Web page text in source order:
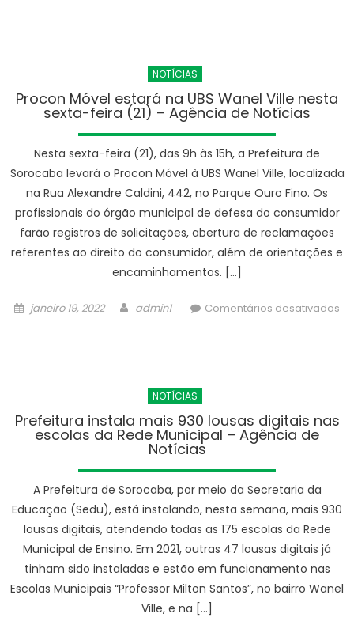
tem
16
jogos
neste
domingo
(23)
–
Agência
de
Notícias
NOTÍCIAS
Procon Móvel estará na UBS Wanel Ville nesta
sexta-feira (21) – Agência de Notícias
Nesta sexta-feira (21), das 9h às 15h, a Prefeitura de
Sorocaba levará o Procon Móvel à UBS Wanel Ville, localizada
na Rua Alexandre Caldini, 442, no Parque Ouro Fino. Os
profissionais do órgão municipal de defesa do consumidor
farão registros de solicitações, abertura de reclamações
referentes ao direito do consumidor, além de orientações e
encaminhamentos. […]
Posted
janeiro 19, 2022 Author
admin1
Comentários desativados
na
UBS
Wanel
Ville
nesta
sexta-
feira
(21)
–
Agência
de
Notícias
NOTÍCIAS
Prefeitura instala mais 930 lousas digitais nas
escolas da Rede Municipal – Agência de
Notícias
A Prefeitura de Sorocaba, por meio da Secretaria da
Educação (Sedu), está instalando, nesta semana, mais 930
lousas digitais, atendendo todas as 175 escolas da Rede
Municipal de Ensino. Em 2021, outras 47 lousas digitais já
tinham sido instaladas e estão em funcionamento nas
Escolas Municipais “Professor Milton Santos”, no bairro Wanel
Ville, e na […]